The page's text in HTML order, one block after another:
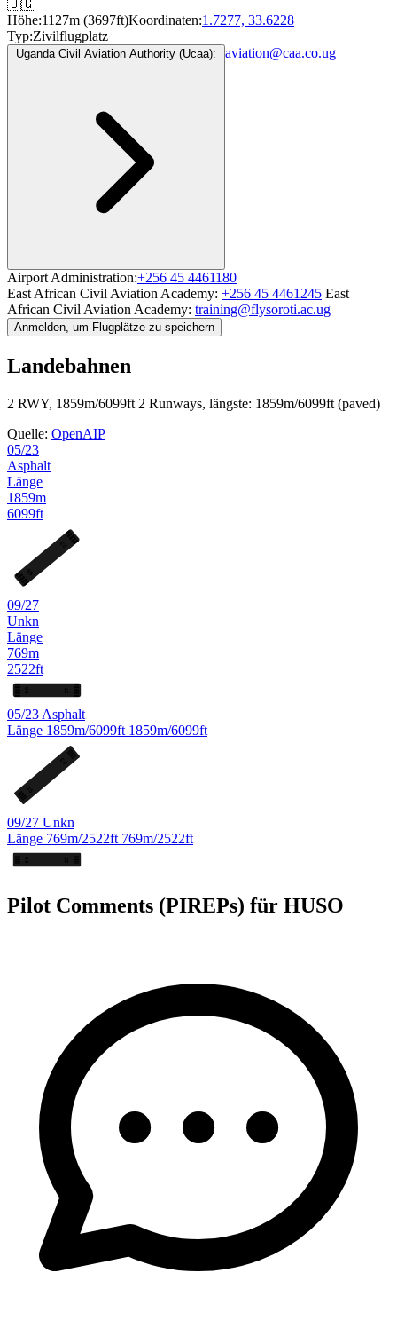
🇺🇬
Höhe:1127m (3697ft)Koordinaten:1.7277, 33.6228
Typ:Zivilflugplatz
Uganda Civil Aviation Authority (Ucaa): aviation@caa.co.ug
Airport Administration:+256 45 4461180
East African Civil Aviation Academy: +256 45 4461245 East
African Civil Aviation Academy: training@flysoroti.ac.ug
Anmelden, um Flugplätze zu speichern
Landebahnen
2 RWY, 1859m/6099ft 2 Runways, längste: 1859m/6099ft (paved)
Quelle: OpenAIP
05/23
Asphalt
Länge
1859m
6099ft
05
09/27
Unkn
Länge
769m
2522ft
05/23 Asphalt
Länge 1859m/6099ft 1859m/6099ft
05
09/27 Unkn
Länge 769m/2522ft 769m/2522ft
Pilot Comments (PIREPs) für HUSO